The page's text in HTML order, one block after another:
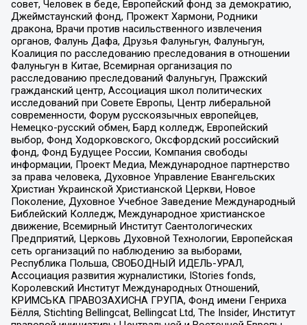
совет, Человек в беде, Европейский фонд за демократию,
Джеймстаунский фонд, Прожект Хармони, Родники
дракона, Врачи против насильственного извлечения
органов, Фалунь Дафа, Друзья Фалуньгун, Фалуньгун,
Коалиция по расследованию преследования в отношении
Фалуньгун в Китае, Всемирная организация по
расследованию преследований Фалуньгун, Пражский
гражданский центр, Ассоциация школ политических
исследований при Совете Европы, Центр либеральной
современности, Форум русскоязычных европейцев,
Немецко-русский обмен, Бард колледж, Европейский
выбор, Фонд Ходорковского, Оксфордский российский
фонд, Фонд Будущее России, Компания свободы
информации, Проект Медиа, Международное партнерство
за права человека, Духовное Управление Евангельских
Христиан Украинской Христианской Церкви, Новое
Поколение, Духовное Учебное Заведение Международный
Библейский Колледж, Международное христианское
движение, Всемирный Институт Саентологических
Предприятий, Церковь Духовной Технологии, Европейская
сеть организаций по наблюдению за выборами,
Республика Польша, СВОБОДНЫЙ ИДЕЛЬ-УРАЛ,
Ассоциация развития журналистики, IStories fonds,
Королевский Институт Международных Отношений,
КРИМСЬКА ПРАВОЗАХИСНА ГРУПА, Фонд имени Генриха
Бёлля, Stichting Bellingcat, Bellingcat Ltd, The Insider, Институт